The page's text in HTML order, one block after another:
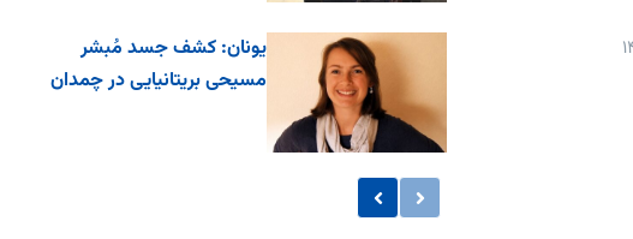
یونان: کشف جسد مُبشر
مسیحی بریتانیایی در چمدان